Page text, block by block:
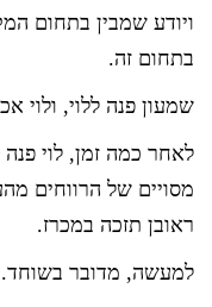
ויודע שמבין בתחום
בתחום זה.
שמעון פנה ללוי, ולוי
לאחר כמה זמן, לוי
מסויים של הרווחים
ראובן תזכה במכרז.
למעשה, מדובר בשוחד.